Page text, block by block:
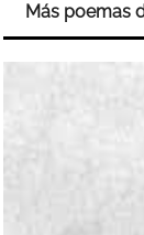
Más poemas